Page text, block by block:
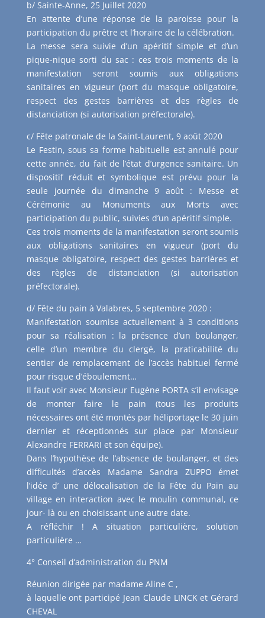
b/ Sainte-Anne, 25 Juillet 2020
En attente d’une réponse de la paroisse pour la
participation du prêtre et l’horaire de la célébration.
La messe sera suivie d’un apéritif simple et d’un
pique-nique sorti du sac : ces trois moments de la
manifestation seront soumis aux obligations
sanitaires en vigueur (port du masque obligatoire,
respect des gestes barrières et des règles de
distanciation (si autorisation préfectorale).
c/ Fête patronale de la Saint-Laurent, 9 août 2020
Le Festin, sous sa forme habituelle est annulé pour
cette année, du fait de l’état d’urgence sanitaire. Un
dispositif réduit et symbolique est prévu pour la
seule journée du dimanche 9 août : Messe et
Cérémonie au Monuments aux Morts avec
participation du public, suivies d’un apéritif simple.
Ces trois moments de la manifestation seront soumis
aux obligations sanitaires en vigueur (port du
masque obligatoire, respect des gestes barrières et
des règles de distanciation (si autorisation
préfectorale).
d/ Fête du pain à Valabres, 5 septembre 2020 :
Manifestation soumise actuellement à 3 conditions
pour sa réalisation : la présence d’un boulanger,
celle d’un membre du clergé, la praticabilité du
sentier de remplacement de l’accès habituel fermé
pour risque d’éboulement…
Il faut voir avec Monsieur Eugène PORTA s’il envisage
de monter faire le pain (tous les produits
nécessaires ont été montés par héliportage le 30 juin
dernier et réceptionnés sur place par Monsieur
Alexandre FERRARI et son équipe).
Dans l’hypothèse de l’absence de boulanger, et des
difficultés d’accès Madame Sandra ZUPPO émet
l’idée d’ une délocalisation de la Fête du Pain au
village en interaction avec le moulin communal, ce
jour- là ou en choisissant une autre date.
A réfléchir ! A situation particulière, solution
particulière …
4° Conseil d’administration du PNM
Réunion dirigée par madame Aline C ,
à laquelle ont participé Jean Claude LINCK et Gérard
CHEVAL